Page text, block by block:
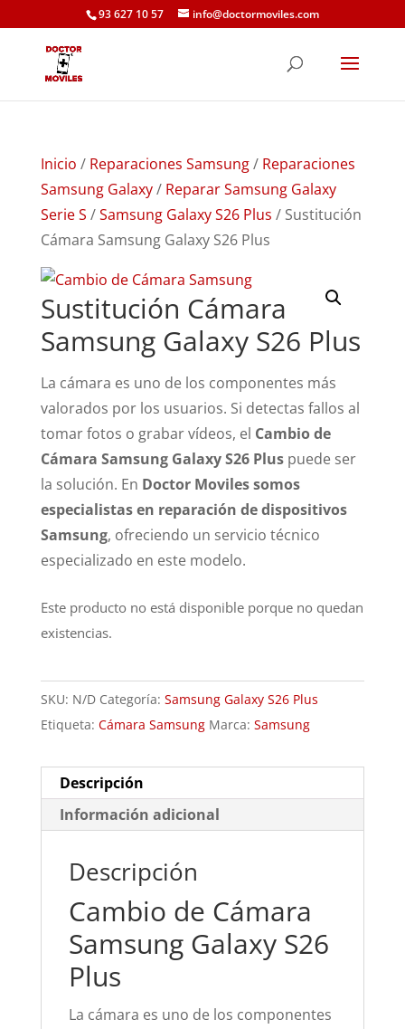
93 627 10 57 info@doctormoviles.com
Inicio / Reparaciones Samsung/ Reparaciones
Samsung Galaxy/ Reparar Samsung Galaxy
Serie S /Samsung Galaxy S26 Plus / Sustitución
Cámara Samsung Galaxy S26 Plus
Sustitución Cámara
Samsung Galaxy S26 Plus
La cámara es uno de los componentes más
valorados por los usuarios. Si detectas fallos al
tomar fotos o grabar vídeos, el Cambio de
Cámara Samsung Galaxy S26 Pluspuede ser
la solución. En Doctor Moviles somos
especialistas en reparación de dispositivos
Samsung, ofreciendo un servicio técnico
especializado en este modelo.
Este producto no está disponible porque no quedan
existencias.
SKU: N/D Categoría: Samsung Galaxy S26 Plus
Etiqueta: Cámara Samsung Marca: Samsung
Descripción
Información adicional
Descripción
Cambio de Cámara
Samsung Galaxy S26
Plus
La cámara es uno de los componentes